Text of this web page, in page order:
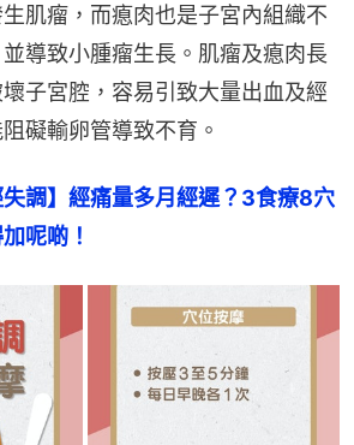
肌瘤，而瘜肉也是子宮內組織不
導致小腫瘤生長。肌瘤及瘜肉長
子宮腔，容易引致大量出血及經
礙輸卵管導致不育。
失調】經痛量多月經遲？3食療8穴
呢啲！